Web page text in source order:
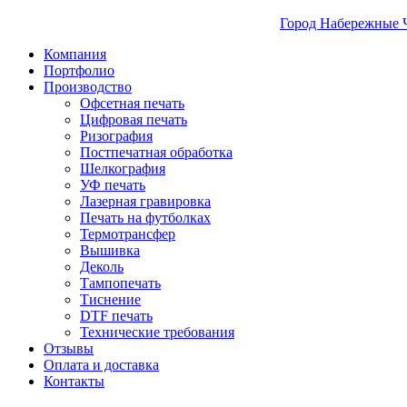
Город Набережные
Компания
Портфолио
Производство
Офсетная печать
Цифровая печать
Ризография
Постпечатная обработка
Шелкография
УФ печать
Лазерная гравировка
Печать на футболках
Термотрансфер
Вышивка
Деколь
Тампопечать
Тиснение
DTF печать
Технические требования
Отзывы
Оплата и доставка
Контакты